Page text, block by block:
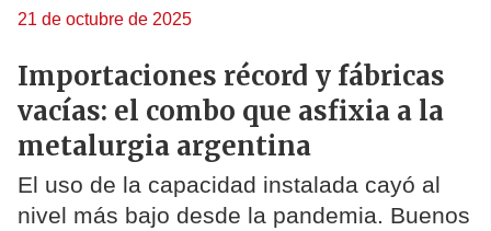
21 de octubre de 2025
Importaciones récord y fábricas
vacías: el combo que asfixia a la
metalurgia argentina
El uso de la capacidad instalada cayó al
nivel más bajo desde la pandemia. Buenos